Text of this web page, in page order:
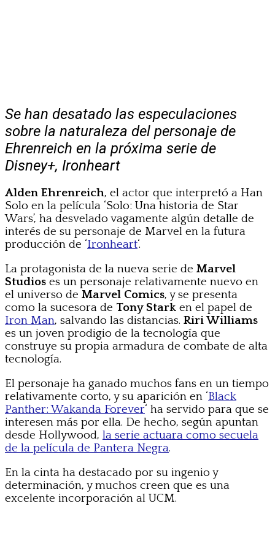
Se han desatado las especulaciones
sobre la naturaleza del personaje de
Ehrenreich en la próxima serie de
Disney+, Ironheart
Alden Ehrenreich, el actor que interpretó a Han
Solo en la película ‘Solo: Una historia de Star
Wars’, ha desvelado vagamente algún detalle de
interés de su personaje de Marvel en la futura
producción de ‘Ironheart‘.
La protagonista de la nueva serie de Marvel
Studios es un personaje relativamente nuevo en
el universo de Marvel Comics, y se presenta
como la sucesora de Tony Stark en el papel de
Iron Man, salvando las distancias. Riri Williams
es un joven prodigio de la tecnología que
construye su propia armadura de combate de alta
tecnología.
El personaje ha ganado muchos fans en un tiempo
relativamente corto, y su aparición en ‘Black
Panther: Wakanda Forever‘ ha servido para que se
interesen más por ella. De hecho, según apuntan
desde Hollywood, la serie actuara como secuela
de la película de Pantera Negra.
En la cinta ha destacado por su ingenio y
determinación, y muchos creen que es una
excelente incorporación al UCM.